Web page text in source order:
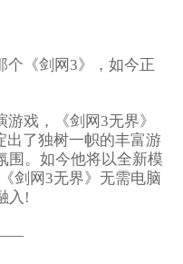
个《剑网3》，如今正
戏，《剑网3无界》
出了独树一帜的丰富游
围。如今他将以全新模
剑网3无界》无需电脑
入!
——